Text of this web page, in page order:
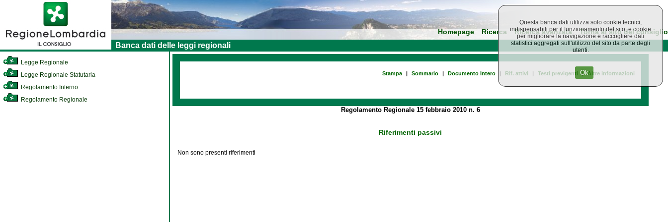
Homepage Ricerca Ricerca avanzata Torna al sito del consiglio
Banca dati delle leggi regionali
Legge Regionale
Legge Regionale Statutaria
Regolamento Interno
Regolamento Regionale
Stampa | Sommario | Documento Intero | Rif. attivi | Testi previgenti | Altre informazioni
Regolamento Regionale 15 febbraio 2010 n. 6
Riferimenti passivi
Non sono presenti riferimenti
Questa banca dati utilizza solo cookie tecnici,
indispensabili per il funzionamento del sito, e cookie
per migliorare la navigazione e raccogliere dati
statistici aggregati sull'utilizzo del sito da parte degli
utenti.
Ok